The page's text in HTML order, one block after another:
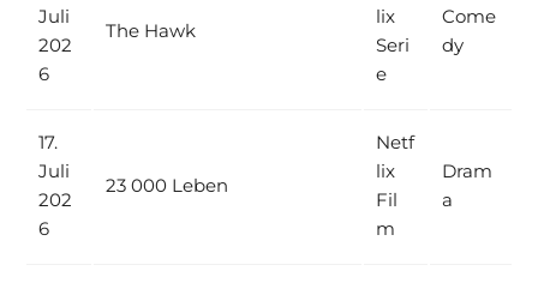
Juli
202
6
The Hawk
lix
Seri
e
Come
dy
17.
Juli
202
6
23 000 Leben
Netf
lix
Fil
m
Dram
a